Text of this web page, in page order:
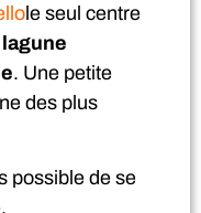
le seul centre
lagune
. Une petite
des plus
possible de se